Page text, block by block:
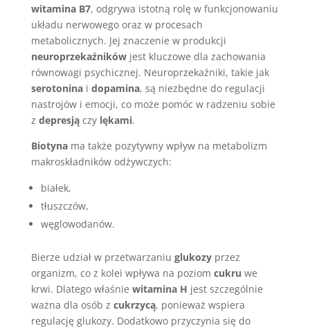
witamina B7, odgrywa istotną rolę w funkcjonowaniu
układu nerwowego oraz w procesach
metabolicznych. Jej znaczenie w produkcji
neuroprzekaźnikówjest kluczowe dla zachowania
równowagi psychicznej. Neuroprzekaźniki, takie jak
serotoninai dopamina, są niezbędne do regulacji
nastrojów i emocji, co może pomóc w radzeniu sobie
z depresjączy lękami.
Biotynama także pozytywny wpływ na metabolizm
makroskładników odżywczych:
białek,
tłuszczów,
węglowodanów.
Bierze udział w przetwarzaniu glukozyprzez
organizm, co z kolei wpływa na poziom cukru we
krwi. Dlatego właśnie witamina H jest szczególnie
ważna dla osób z cukrzycą, ponieważ wspiera
regulację glukozy. Dodatkowo przyczynia się do